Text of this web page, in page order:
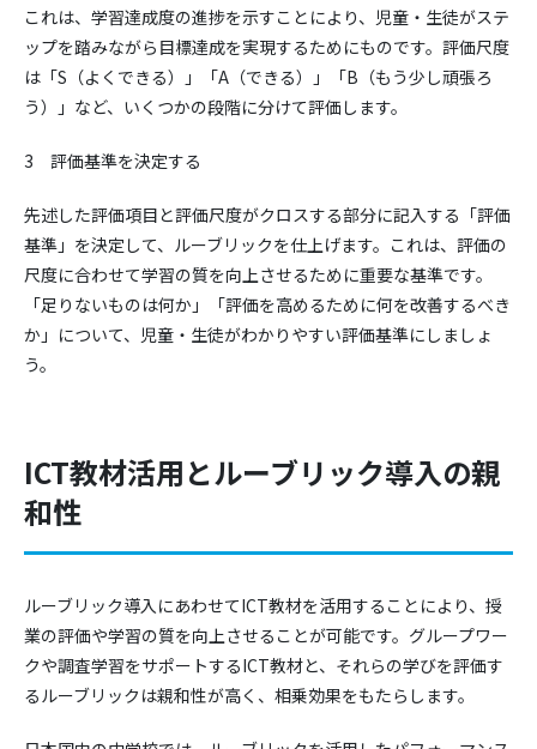
これは、学習達成度の進捗を示すことにより、児童・生徒がステ
ップを踏みながら目標達成を実現するためにものです。評価尺度
は「S（よくできる）」「A（できる）」「B（もう少し頑張ろ
う）」など、いくつかの段階に分けて評価します。
3 評価基準を決定する
先述した評価項目と評価尺度がクロスする部分に記入する「評価
基準」を決定して、ルーブリックを仕上げます。これは、評価の
尺度に合わせて学習の質を向上させるために重要な基準です。
「足りないものは何か」「評価を高めるために何を改善するべき
か」について、児童・生徒がわかりやすい評価基準にしましょ
う。
ICT教材活用とルーブリック導入の親
和性
ルーブリック導入にあわせてICT教材を活用することにより、授
業の評価や学習の質を向上させることが可能です。グループワー
クや調査学習をサポートするICT教材と、それらの学びを評価す
るルーブリックは親和性が高く、相乗効果をもたらします。